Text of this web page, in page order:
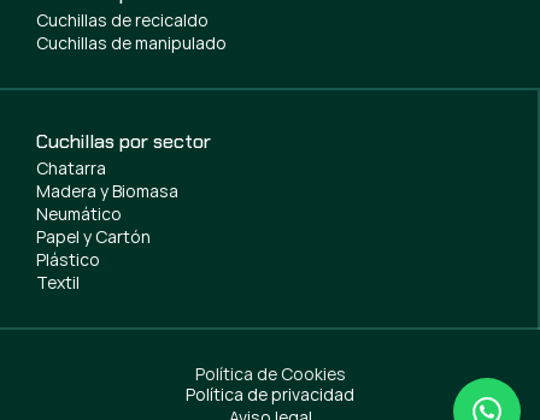
Cuchillas de recicaldo
Cuchillas de manipulado
Cuchillas por sector
Chatarra
Madera y Biomasa
Neumático
Papel y Cartón
Plástico
Textil
Política de Cookies
Política de privacidad